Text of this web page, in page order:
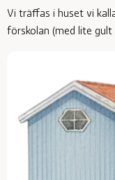
Vi träffas i huset vi
förskolan (med lite gult